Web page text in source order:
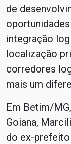
de
integração
localização
corredores
mais um
Em Betim/
Goiana,
do ex-